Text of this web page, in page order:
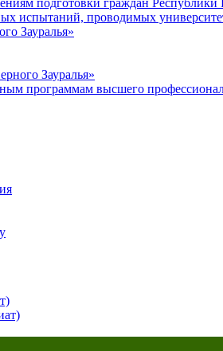
испытаний, проводимых
Зауралья»
Зауралья»
программам высшего